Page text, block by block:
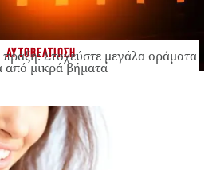
ΑΥΤΟΒΕΛΤΙΩΣΗΣτοχεύστε μεγάλα οράματα
από μικρά βήματα